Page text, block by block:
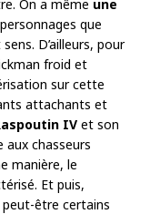
On a même une
que
D’ailleurs, pour
froid et
sur cette
attachants et
IV et son
aux chasseurs
manière, le
Et puis,
peut-être certains